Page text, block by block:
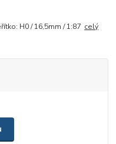
H0 / 16,5mm / 1:87 celý